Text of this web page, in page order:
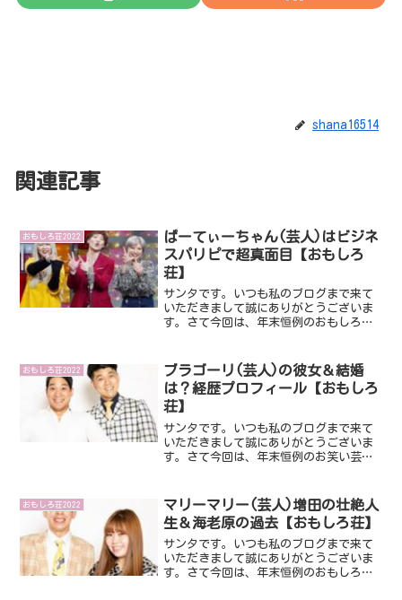
shana16514
関連記事
おもしろ荘2022
ぱーてぃーちゃん(芸人)はビジネ
スパリピで超真面目【おもしろ
荘】
サンタです。いつも私のブログまで来て
いただきまして誠にありがとうございま
す。さて今回は、年末恒例のおもしろ荘
ょうね。超気になったので、今回みてみ
ることにします。ではさっ...
おもしろ荘2022
ブラゴーリ(芸人)の彼女＆結婚
は？経歴プロフィール【おもしろ
荘】
サンタです。いつも私のブログまで来て
いただきまして誠にありがとうございま
す。さて今回は、年末恒例のお笑い芸人
す。いったいどんな方なんでしょうね。
そんなことさっそくみていき...
おもしろ荘2022
マリーマリー(芸人)増田の壮絶人
生＆海老原の過去【おもしろ荘】
サンタです。いつも私のブログまで来て
いただきまして誠にありがとうございま
す。さて今回は、年末恒例のおもしろ荘